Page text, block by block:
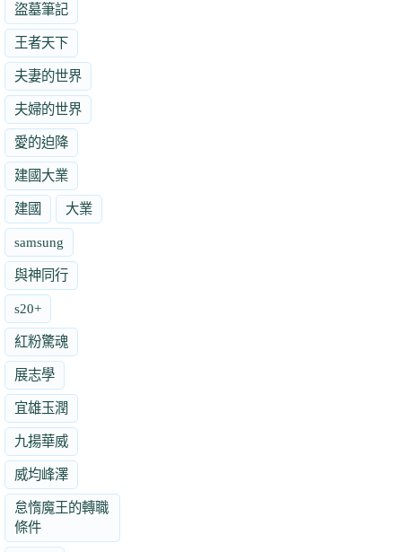
盜墓筆記
王者天下
夫妻的世界
夫婦的世界
愛的迫降
建國大業
建國 大業
samsung
與神同行
s20+
紅粉驚魂
展志學
宜雄玉潤
九揚華威
威均峰澤
怠惰魔王的轉職
條件